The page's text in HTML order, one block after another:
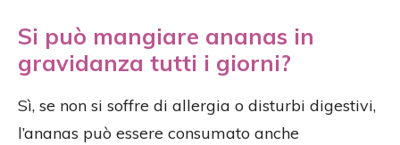
Si può mangiare ananas in
gravidanza tutti i giorni?
Sì, se non si soffre di allergia o disturbi digestivi,
l’ananas può essere consumato anche